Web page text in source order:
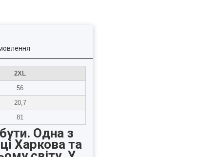
2XL
56
20,7
81
Одна з
Харкова та